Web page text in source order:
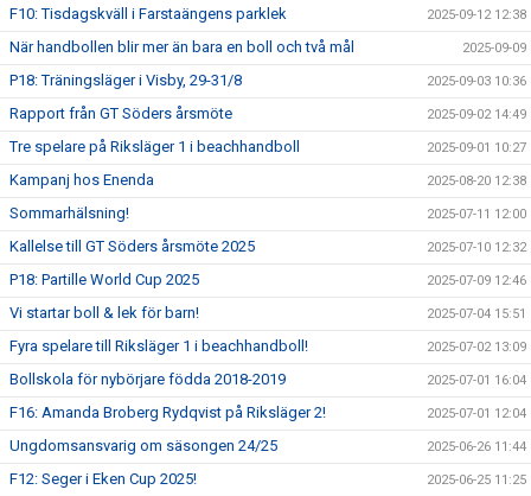
F10: Tisdagskväll i Farstaängens parklek 2025-09-12 12:38
När handbollen blir mer än bara en boll och två mål 2025-09-09
P18: Träningsläger i Visby, 29-31/8 2025-09-03 10:36
Rapport från GT Söders årsmöte 2025-09-02 14:49
Tre spelare på Riksläger 1 i beachhandboll 2025-09-01 10:27
Kampanj hos Enenda 2025-08-20 12:38
Sommarhälsning! 2025-07-11 12:00
Kallelse till GT Söders årsmöte 2025 2025-07-10 12:32
P18: Partille World Cup 2025 2025-07-09 12:46
Vi startar boll & lek för barn! 2025-07-04 15:51
Fyra spelare till Riksläger 1 i beachhandboll! 2025-07-02 13:09
Bollskola för nybörjare födda 2018-2019 2025-07-01 16:04
F16: Amanda Broberg Rydqvist på Riksläger 2! 2025-07-01 12:04
Ungdomsansvarig om säsongen 24/25 2025-06-26 11:44
F12: Seger i Eken Cup 2025! 2025-06-25 11:25